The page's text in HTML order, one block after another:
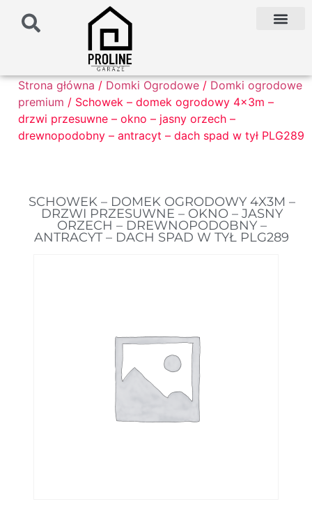
Strona główna / Domki Ogrodowe / Domki ogrodowe
premium / Schowek – domek ogrodowy 4x3m –
drzwi przesuwne – okno – jasny orzech –
drewnopodobny – antracyt – dach spad w tył PLG289
SCHOWEK – DOMEK OGRODOWY 4X3M –
DRZWI PRZESUWNE – OKNO – JASNY
ORZECH – DREWNOPODOBNY –
ANTRACYT – DACH SPAD W TYŁ PLG289